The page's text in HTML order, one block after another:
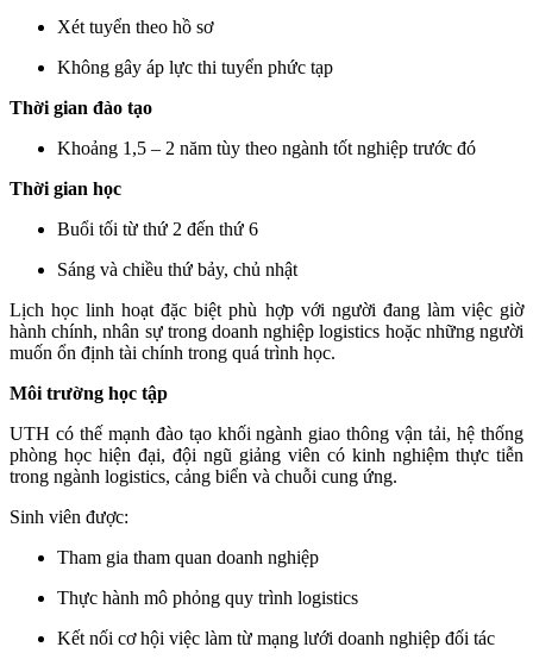
Xét tuyển theo hồ sơ
Không gây áp lực thi tuyển phức tạp
Thời gian đào tạo
Khoảng 1,5 – 2 năm tùy theo ngành tốt nghiệp trước đó
Thời gian học
Buổi tối từ thứ 2 đến thứ 6
Sáng và chiều thứ bảy, chủ nhật
Lịch học linh hoạt đặc biệt phù hợp với người đang làm việc giờ
hành chính, nhân sự trong doanh nghiệp logistics hoặc những người
muốn ổn định tài chính trong quá trình học.
Môi trường học tập
UTH có thế mạnh đào tạo khối ngành giao thông vận tải, hệ thống
phòng học hiện đại, đội ngũ giảng viên có kinh nghiệm thực tiễn
trong ngành logistics, cảng biển và chuỗi cung ứng.
Sinh viên được:
Tham gia tham quan doanh nghiệp
Thực hành mô phỏng quy trình logistics
Kết nối cơ hội việc làm từ mạng lưới doanh nghiệp đối tác